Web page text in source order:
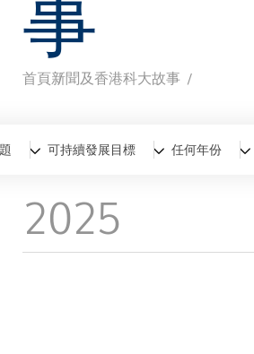
導
航
連
結
首頁新聞及香港科大故事
全部新聞香港科大故事
可持續發展目標 任何年份
2025